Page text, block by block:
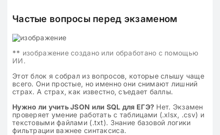
Частые вопросы перед экзаменом
** изображение создано или обработано с помощью
ИИ.
Этот блок я собрал из вопросов, которые слышу чаще
всего. Они простые, но именно они снимают лишний
страх. А страх, как известно, съедает баллы.
Нужно ли учить JSON или SQL для ЕГЭ? Нет. Экзамен
проверяет умение работать с таблицами (.xlsx, .csv) и
текстовыми файлами (.txt). Знание базовой логики
фильтрации важнее синтаксиса.